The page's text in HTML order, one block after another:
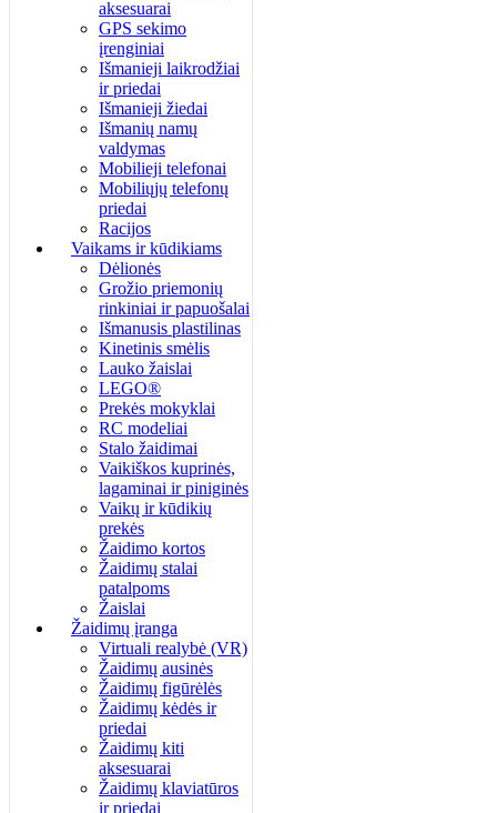
aksesuarai
GPS sekimo
įrenginiai
Išmanieji laikrodžiai
ir priedai
Išmanieji žiedai
Išmanių namų
valdymas
Mobilieji telefonai
Mobiliųjų telefonų
priedai
Racijos
Vaikams ir kūdikiams
Dėlionės
Grožio priemonių
rinkiniai ir papuošalai
Išmanusis plastilinas
Kinetinis smėlis
Lauko žaislai
LEGO®
Prekės mokyklai
RC modeliai
Stalo žaidimai
Vaikiškos kuprinės,
lagaminai ir piniginės
Vaikų ir kūdikių
prekės
Žaidimo kortos
Žaidimų stalai
patalpoms
Žaislai
Žaidimų įranga
Virtuali realybė (VR)
Žaidimų ausinės
Žaidimų figūrėlės
Žaidimų kėdės ir
priedai
Žaidimų kiti
aksesuarai
Žaidimų klaviatūros
ir priedai